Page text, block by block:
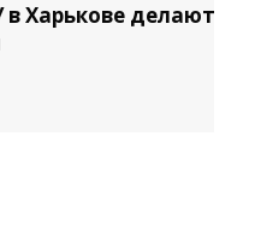
Харькове делают